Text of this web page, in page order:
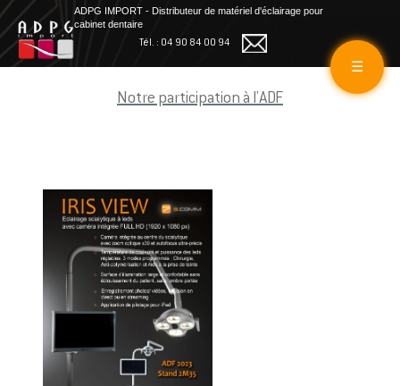
ADPG IMPORT - Distributeur de matériel d'éclairage pour
cabinet dentaire
Tél. : 04 90 84 00 94
☰
Notre participation à l'ADF